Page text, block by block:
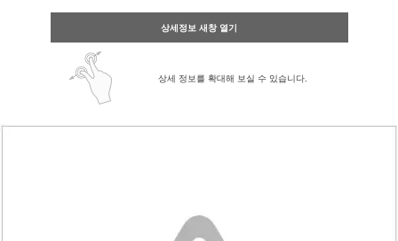
상세정보 새창 열기
상세 정보를 확대해 보실 수 있습니다.